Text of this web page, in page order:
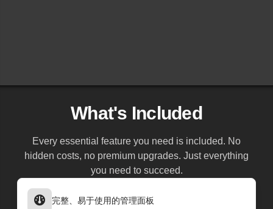
What's Included
Every essential feature you need is included. No
hidden costs, no premium upgrades. Just everything
you need to succeed.
完整、易于使用的管理面板